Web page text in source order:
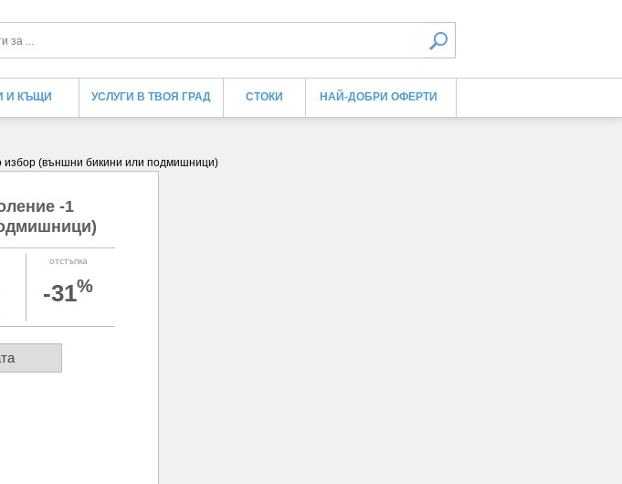
И КЪЩИ УСЛУГИ В ТВОЯ ГРАД СТОКИ НАЙ-ДОБРИ ОФЕРТИ
избор (външни бикини или подмишници)
-1
отстъпка
-31%